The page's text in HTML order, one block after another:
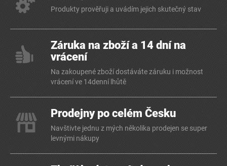
Produkty prověřuji a uvádím jejich skutečný stav
Záruka na zboží a 14 dní na
vrácení
Na zakoupené zboží dostáváte záruku i možnost
vrácení ve 14denní lhůtě
Prodejny po celém Česku
Navštivte jednu z mých několika prodejen se super
levnými nákupy